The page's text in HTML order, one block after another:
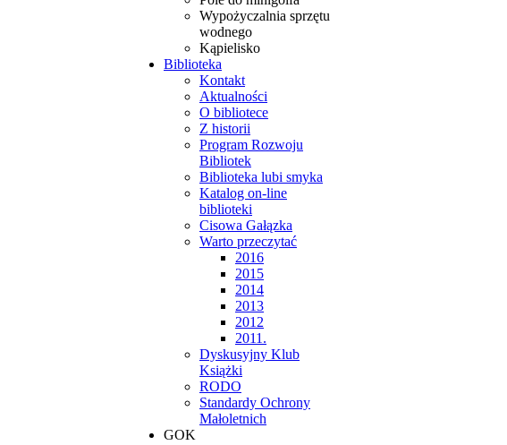
Wypożyczalnia sprzętu
wodnego
Kąpielisko
Biblioteka
Kontakt
Aktualności
O bibliotece
Z historii
Program Rozwoju
Bibliotek
Biblioteka lubi smyka
Katalog on-line
biblioteki
Cisowa Gałązka
Warto przeczytać
2016
2015
2014
2013
2012
2011.
Dyskusyjny Klub
Książki
RODO
Standardy Ochrony
Małoletnich
GOK